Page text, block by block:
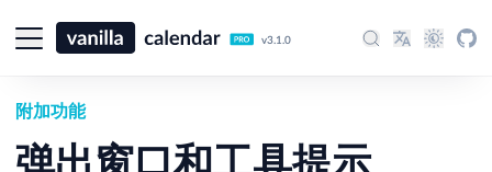
v3.1.0
附加功能